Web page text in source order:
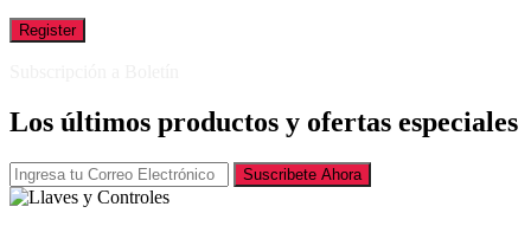
Register
Los últimos productos y ofertas especiales
Suscribete Ahora